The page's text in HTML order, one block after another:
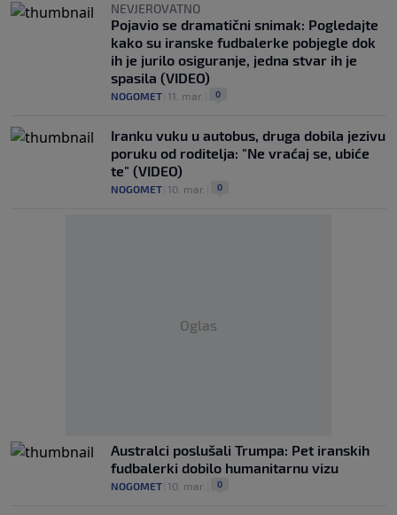
NEVJEROVATNO
Pojavio se dramatični snimak: Pogledajte
kako su iranske fudbalerke pobjegle dok
ih je jurilo osiguranje, jedna stvar ih je
spasila (VIDEO)
NOGOMET 11. mar. 0
Iranku vuku u autobus, druga dobila jezivu
poruku od roditelja: "Ne vraćaj se, ubiće
te" (VIDEO)
NOGOMET 10. mar. 0
Oglas
Australci poslušali Trumpa: Pet iranskih
fudbalerki dobilo humanitarnu vizu
NOGOMET 10. mar. 0